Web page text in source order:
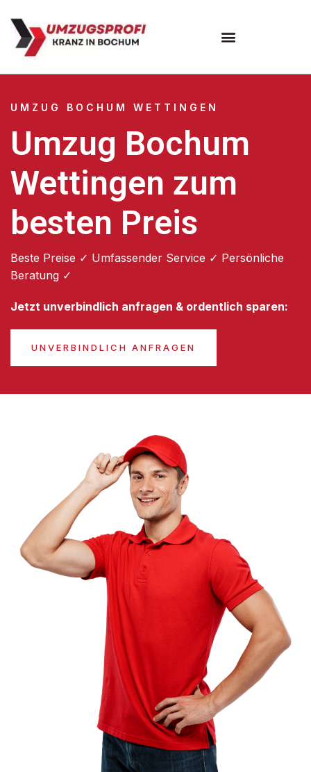
UMZUG BOCHUM WETTINGEN
Umzug Bochum
Wettingen zum
besten Preis
Beste Preise ✓ Umfassender Service ✓ Persönliche
Beratung ✓
Jetzt unverbindlich anfragen & ordentlich sparen:
UNVERBINDLICH ANFRAGEN